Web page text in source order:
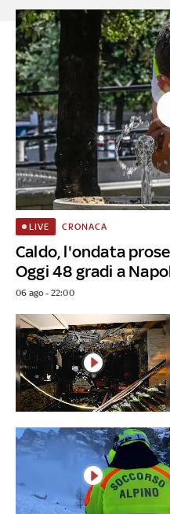
Caldo, l'ondata
Oggi 48 gradi a
LIVE CRONACA
06 ago - 22:00